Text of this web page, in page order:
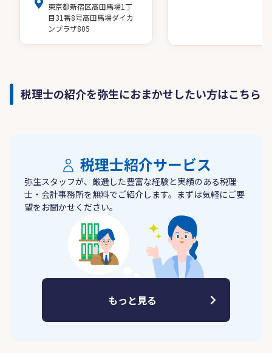
東京都新宿区高田馬場1丁
目31番8号高田馬場ダイカ
ンプラザ805
税理士の紹介を弥生におまかせしたい方はこちら
税理士紹介サービス
弥生スタッフが、厳選した豊富な経験と実績のある税理
士・会計事務所を無料でご紹介します。まずは気軽にご要
望をお聞かせください。
もっと見る